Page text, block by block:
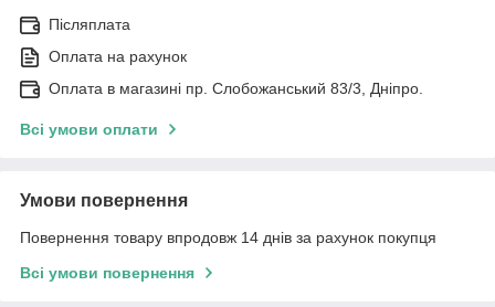
Післяплата
Оплата на рахунок
Оплата в магазині пр. Слобожанський 83/3, Дніпро.
Всі умови оплати
Умови повернення
Повернення товару впродовж 14 днів за рахунок покупця
Всі умови повернення